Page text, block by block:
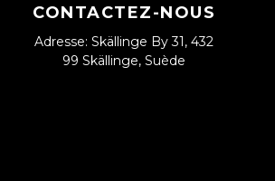
CONTACTEZ-NOUS
Adresse: Skällinge By 31, 432
99 Skällinge, Suède